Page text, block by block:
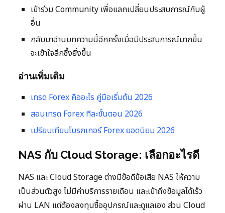
เข้าร่วม Community เพื่อแลกเปลี่ยนประสบการณ์กับผู้
อื่น
กลับมาอ่านบทความนี้อีกครั้งเมื่อมีประสบการณ์มากขึ้น
จะเข้าใจลึกซึ้งยิ่งขึ้น
อ่านเพิ่มเติม
เทรด Forex คืออะไร คู่มือเริ่มต้น 2026
สอนเทรด Forex ทีละขั้นตอน 2026
เปรียบเทียบโบรกเกอร์ Forex ยอดนิยม 2026
NAS กับ Cloud Storage: เลือกอะไรดี
NAS และ Cloud Storage ต่างมีข้อดีข้อเสีย NAS ให้ความ
เป็นส่วนตัวสูง ไม่มีค่าบริการรายเดือน และเข้าถึงข้อมูลได้เร็ว
ผ่าน LAN แต่ต้องลงทุนซื้ออุปกรณ์และดูแลเอง ส่วน Cloud